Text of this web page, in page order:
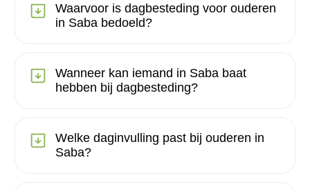
Waarvoor is dagbesteding voor ouderen
in Saba bedoeld?
Wanneer kan iemand in Saba baat
hebben bij dagbesteding?
Welke daginvulling past bij ouderen in
Saba?